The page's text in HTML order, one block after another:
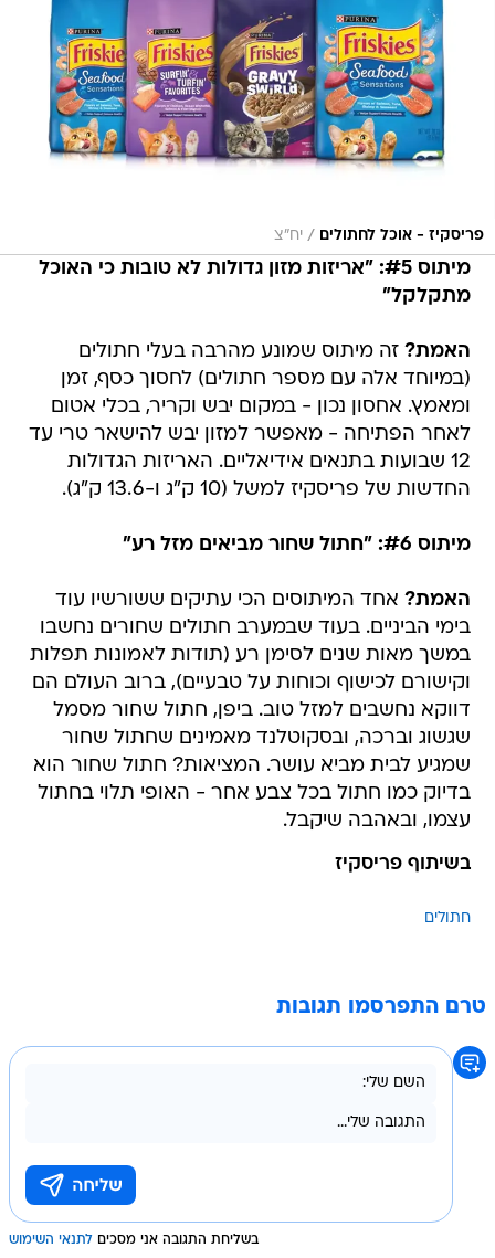
פריסקיז - אוכל לחתולים / יח"צ
מיתוס #5: "אריזות מזון גדולות לא טובות כי האוכל
מתקלקל"
האמת? זה מיתוס שמונע מהרבה בעלי חתולים
(במיוחד אלה עם מספר חתולים) לחסוך כסף, זמן
ומאמץ. אחסון נכון - במקום יבש וקריר, בכלי אטום
לאחר הפתיחה - מאפשר למזון יבש להישאר טרי עד
12 שבועות בתנאים אידיאליים. האריזות הגדולות
החדשות של פריסקיז למשל (10 ק"ג ו-13.6 ק"ג).
מיתוס #6: "חתול שחור מביאים מזל רע"
האמת? אחד המיתוסים הכי עתיקים ששורשיו עוד
בימי הביניים. בעוד שבמערב חתולים שחורים נחשבו
במשך מאות שנים לסימן רע (תודות לאמונות תפלות
וקישורם לכישוף וכוחות על טבעיים), ברוב העולם הם
דווקא נחשבים למזל טוב. ביפן, חתול שחור מסמל
שגשוג וברכה, ובסקוטלנד מאמינים שחתול שחור
שמגיע לבית מביא עושר. המציאות? חתול שחור הוא
בדיוק כמו חתול בכל צבע אחר - האופי תלוי בחתול
עצמו, ובאהבה שיקבל.
בשיתוף פריסקיז
חתולים
טרם התפרסמו תגובות
בשליחת התגובה אני מסכים לתנאי השימוש